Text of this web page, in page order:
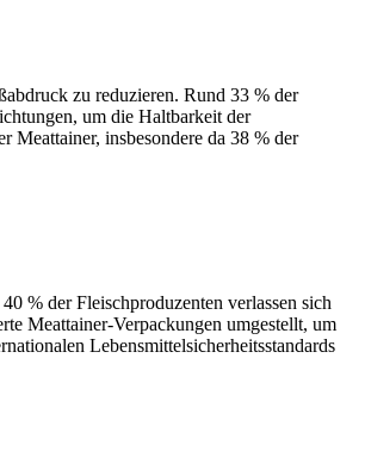
zu reduzieren. Rund 33 % der
um die Haltbarkeit der
insbesondere da 38 % der
% der Fleischproduzenten verlassen sich
Meattainer-Verpackungen umgestellt, um
Lebensmittelsicherheitsstandards